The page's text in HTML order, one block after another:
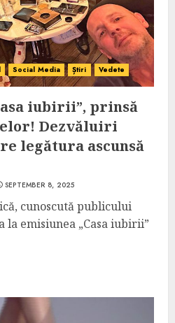
Social Media Știri Vedete
iubirii”, prinsă
Dezvăluiri
legătura ascunsă
SEPTEMBER 8, 2025
cunoscută publicului
emisiunea „Casa iubirii”